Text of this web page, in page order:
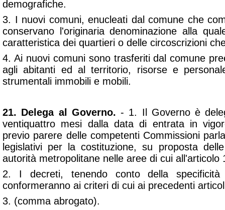
demografiche.
3. I nuovi comuni, enucleati dal comune che
conservano l'originaria denominazione alla
caratteristica dei quartieri o delle circoscrizioni
4. Ai nuovi comuni sono trasferiti dal comune
agli abitanti ed al territorio, risorse e
strumentali immobili e mobili.
21. Delega al Governo. - 1. Il Governo è
ventiquattro mesi dalla data di entrata in
previo parere delle competenti Commissioni
legislativi per la costituzione, su proposta
autorità metropolitane nelle aree di cui all'articolo
2. I decreti, tenendo conto della
conformeranno ai criteri di cui ai precedenti
3. (comma abrogato).